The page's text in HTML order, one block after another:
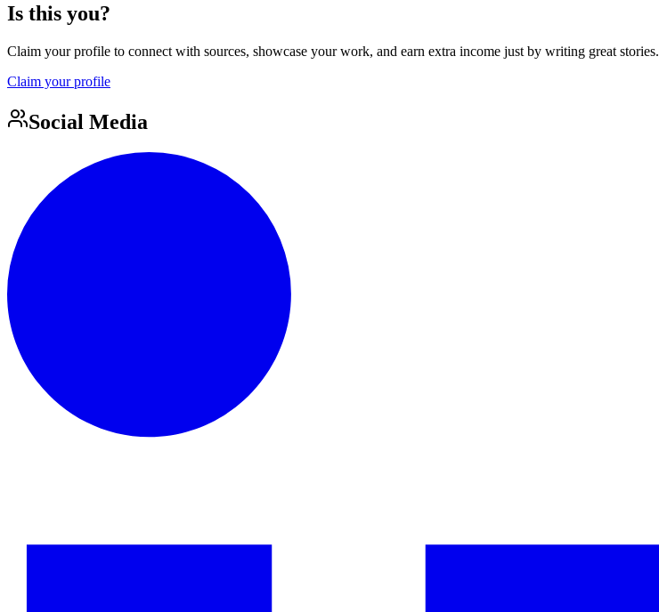
Is this you?
Claim your profile to connect with sources, showcase your work, and earn extra income just by writing great stories.
Claim your profile
Social Media